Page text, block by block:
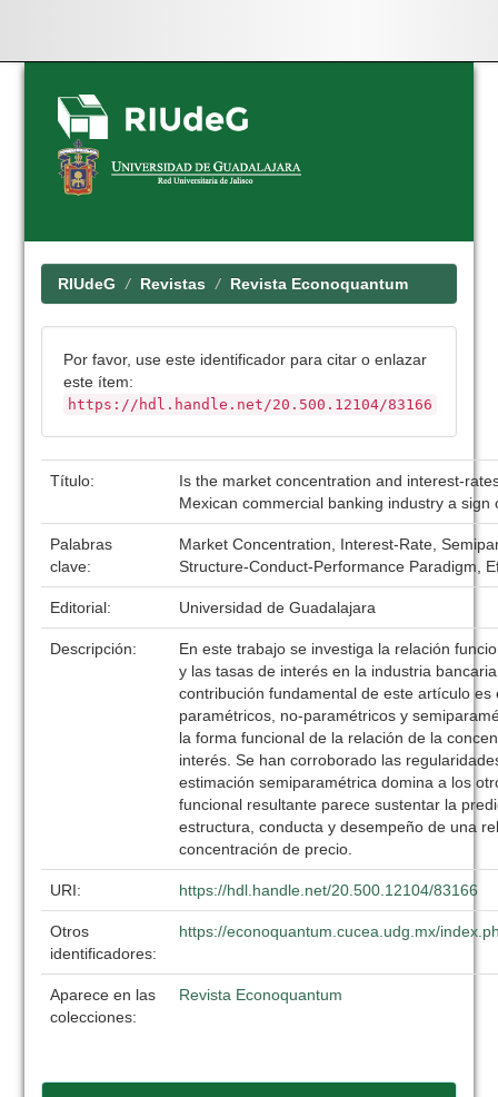
Skip
navigation
RIUdeG Revistas Revista Econoquantum
Por favor, use este identificador para citar o enlazar
este ítem:
https://hdl.handle.net/20.500.12104/83166
Título:
Is the market concentration and interest-
Mexican commercial banking industry a sign
Palabras
clave:
Market Concentration, Interest-Rate,
Structure-Conduct-Performance Paradigm,
Editorial: Universidad de Guadalajara
Descripción:
En este trabajo se investiga la relación
y las tasas de interés en la industria
contribución fundamental de este artículo
paramétricos, no-paramétricos y
la forma funcional de la relación de la
interés. Se han corroborado las
estimación semiparamétrica domina a los
funcional resultante parece sustentar la
estructura, conducta y desempeño de una
concentración de precio.
URI: https://hdl.handle.net/20.500.12104/83166
Otros
identificadores:
https://econoquantum.cucea.udg.mx/
Aparece en las
colecciones:
Revista Econoquantum